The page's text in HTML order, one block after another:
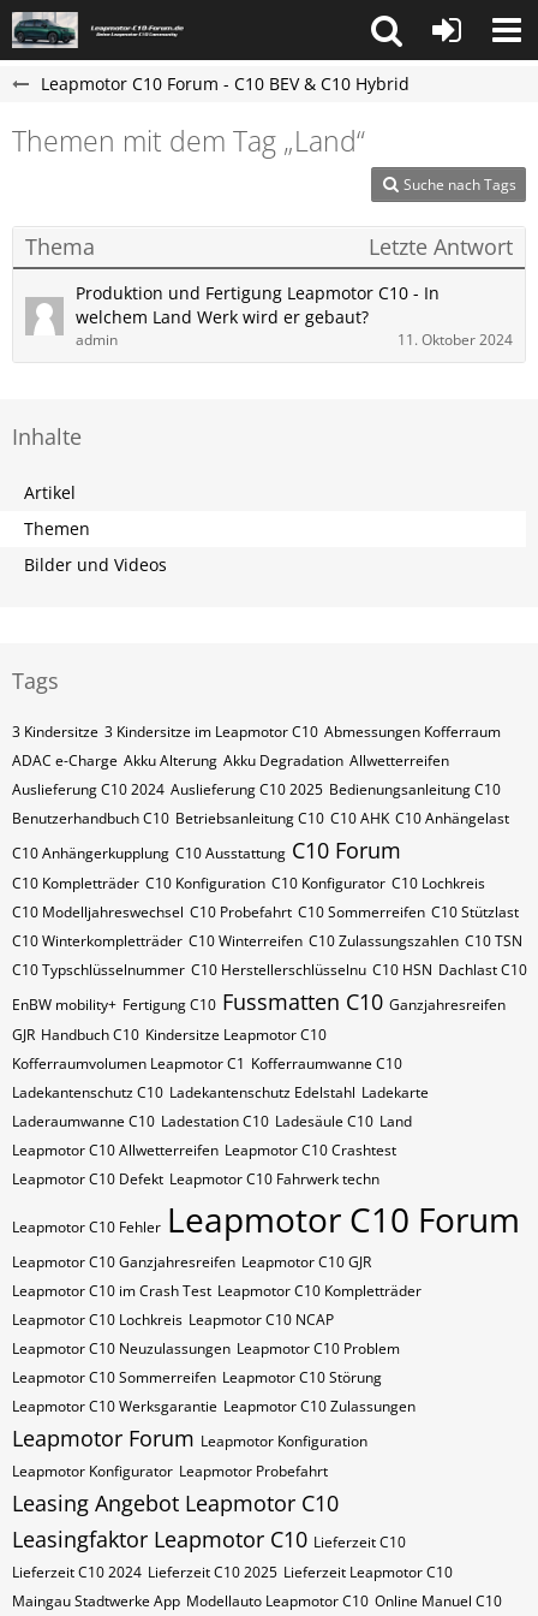
Leapmotor C10 Forum - C10 BEV & C10 Hybrid
Themen mit dem Tag „Land“
Suche nach Tags
Thema Letzte Antwort
Produktion und Fertigung Leapmotor C10 - In
welchem Land Werk wird er gebaut?
admin 11. Oktober 2024
Inhalte
Artikel
Themen
Bilder und Videos
Tags
3 Kindersitze 3 Kindersitze im Leapmotor C10 Abmessungen Kofferraum
ADAC e-Charge Akku Alterung Akku Degradation Allwetterreifen
Auslieferung C10 2024 Auslieferung C10 2025 Bedienungsanleitung C10
Benutzerhandbuch C10 Betriebsanleitung C10 C10 AHK C10 Anhängelast
C10 Anhängerkupplung C10 Ausstattung C10 Forum
C10 Kompletträder C10 Konfiguration C10 Konfigurator C10 Lochkreis
C10 Modelljahreswechsel C10 Probefahrt C10 Sommerreifen C10 Stützlast
C10 Winterkompletträder C10 Winterreifen C10 Zulassungszahlen C10​​​​ TSN
C10​​​​ Typschlüsselnummer C10​​​​​ Herstellerschlüsselnu C10​​​​​ HSN Dachlast C10
EnBW mobility+ Fertigung C10 Fussmatten C10 Ganzjahresreifen
GJR Handbuch C10 Kindersitze Leapmotor C10
Kofferraumvolumen Leapmotor C1 Kofferraumwanne C10
Ladekantenschutz C10 Ladekantenschutz Edelstahl Ladekarte
Laderaumwanne C10 Ladestation C10 Ladesäule C10 Land
Leapmotor C10 Allwetterreifen Leapmotor C10 Crashtest
Leapmotor C10 Defekt Leapmotor C10 Fahrwerk techn
Leapmotor C10 Fehler Leapmotor C10 Forum
Leapmotor C10 Ganzjahresreifen Leapmotor C10 GJR
Leapmotor C10 im Crash Test Leapmotor C10 Kompletträder
Leapmotor C10 Lochkreis Leapmotor C10 NCAP
Leapmotor C10 Neuzulassungen Leapmotor C10 Problem
Leapmotor C10 Sommerreifen Leapmotor C10 Störung
Leapmotor C10 Werksgarantie Leapmotor C10 Zulassungen
Leapmotor Forum Leapmotor Konfiguration
Leapmotor Konfigurator Leapmotor Probefahrt
Leasing Angebot Leapmotor C10
Leasingfaktor Leapmotor C10 Lieferzeit C10
Lieferzeit C10 2024 Lieferzeit C10 2025 Lieferzeit Leapmotor C10
Maingau Stadtwerke App Modellauto Leapmotor C10 Online Manuel C10